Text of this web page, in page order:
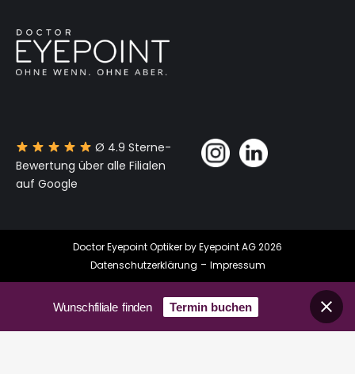
Ø 4.9 Sterne-
Bewertung über alle Filialen
auf Google
Doctor Eyepoint Optiker by Eyepoint AG 2026
Datenschutzerklärung - Impressum
Wunschfiliale finden Termin buchen